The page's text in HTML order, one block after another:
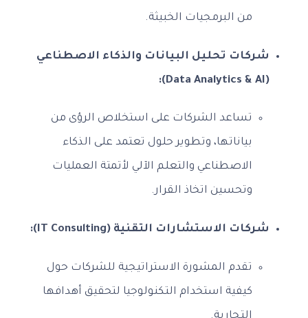
من البرمجيات الخبيثة.
شركات تحليل البيانات والذكاء الاصطناعي
(Data Analytics & AI):
تساعد الشركات على استخلاص الرؤى من
بياناتها، وتطوير حلول تعتمد على الذكاء
الاصطناعي والتعلم الآلي لأتمتة العمليات
وتحسين اتخاذ القرار.
شركات الاستشارات التقنية (IT Consulting):
تقدم المشورة الاستراتيجية للشركات حول
كيفية استخدام التكنولوجيا لتحقيق أهدافها